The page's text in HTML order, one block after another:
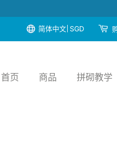
简体中文 SGD
首页 商品 拼砌教学